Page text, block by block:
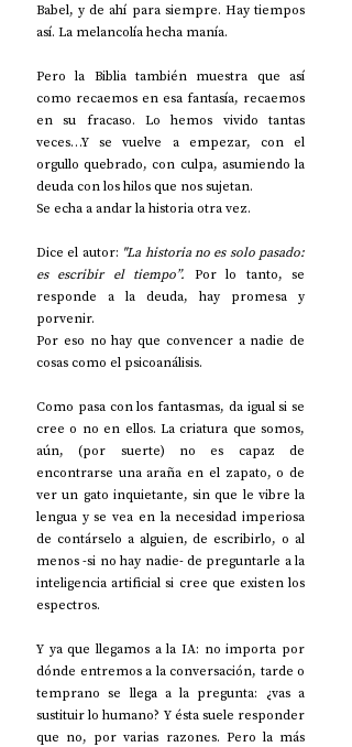
Babel, y de ahí para siempre. Hay tiempos
así. La melancolía hecha manía.
Pero la Biblia también muestra que así
como recaemos en esa fantasía, recaemos
en su fracaso. Lo hemos vivido tantas
veces…Y se vuelve a empezar, con el
orgullo quebrado, con culpa, asumiendo la
deuda con los hilos que nos sujetan.
Se echa a andar la historia otra vez.
Dice el autor: "La historia no es solo pasado:
es escribir el tiempo”. Por lo tanto, se
responde a la deuda, hay promesa y
porvenir.
Por eso no hay que convencer a nadie de
cosas como el psicoanálisis.
Como pasa con los fantasmas, da igual si se
cree o no en ellos. La criatura que somos,
aún, (por suerte) no es capaz de
encontrarse una araña en el zapato, o de
ver un gato inquietante, sin que le vibre la
lengua y se vea en la necesidad imperiosa
de contárselo a alguien, de escribirlo, o al
menos -si no hay nadie- de preguntarle a la
inteligencia artificial si cree que existen los
espectros.
Y ya que llegamos a la IA: no importa por
dónde entremos a la conversación, tarde o
temprano se llega a la pregunta: ¿vas a
sustituir lo humano? Y ésta suele responder
que no, por varias razones. Pero la más